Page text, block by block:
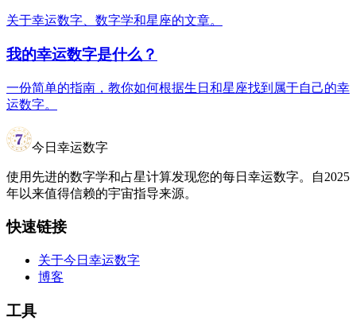
关于幸运数字、数字学和星座的文章。
我的幸运数字是什么？
一份简单的指南，教你如何根据生日和星座找到属于自己的幸
运数字。
今日幸运数字
使用先进的数字学和占星计算发现您的每日幸运数字。自2025
年以来值得信赖的宇宙指导来源。
快速链接
关于今日幸运数字
博客
工具